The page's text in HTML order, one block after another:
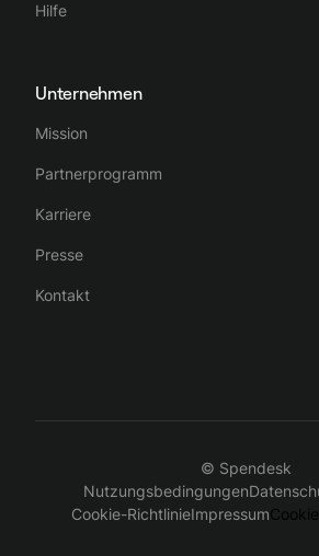
Hilfe
Unternehmen
Mission
Partnerprogramm
Karriere
Presse
Kontakt
© Spendesk
Nutzungsbedingungen
Cookie-RichtlinieImpressum